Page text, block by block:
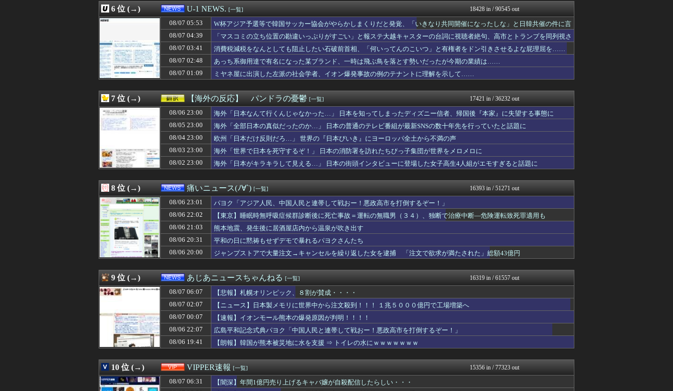
08/07 05:50
【画像】海外女コスプレイヤーさん、スタイルの良さで日本人を圧倒してしまう 【P...
08/07 05:50
【動画】手術中に熊本地震直撃した動画がやばすぎると話題に・・・
ラビット速報
08/07 05:50
高級豆腐ワイ「150g×2丁で250円か…高いけど美味そうだし一丁買ってみるか...
思考ちゃんねる
【ドン引き】嫁に介護押しつけてたら家追い出されて更地にされた話…
気団まとめ-噫無情-｜嫁・...
08/07 05:45
高級豆腐ワイ「150g×2丁で250円か…高いけど美味そうだし一丁買ってみるか...
V速ニュップ
08/07 05:44
【画像有り】牛カツ食べて来たんだけど
はーとログ
08/07 05:43
ロシア海軍の太平洋艦隊、日本海やオホーツク海で軍事演習開始…ウクライナ支援続け...
軍事・ミリタリー速報☆彡
08/07 05:40
【売春防止法見直し】「女性だけ処罰」は不公平？ 買う男性も罰するべき 上野千鶴...
結婚・恋愛ニュースぷらす
08/07 05:39
【悲報】 Google、AIに投資しすぎて史上初のマイナスキャッシュフローに陥...
ゴールデンタイムズ
08/07 05:35
吉野家のステーキ定食1500円ｗｗｗｗｗｗｗｗｗｗｗｗｗｗｗｗｗｗｗ
VIPPER速報
08/07 05:35
【画像】フジテレビで水着JK♡♡♡♡♡♡
08/07 05:34
【悲報】昔の女子アナ、ジジイ整体師におっぱいを揉まれテレビで放送されてしまうｗ...
筋肉速報
08/07 05:33
日本人「35%が離婚します」←もっと考えて結婚しろよ
はーとログ
08/07 05:30
【上京息子の悲劇】元ヤンオカン、彼女紹介でまさかのボコボコ事件wwwww
気団まとめ-噫無情-｜嫁・...
【悲報】60代男さん、小学生に秘めた夢を語って通報されるｗｗｗｗｗｗｗ
08/07 05:30
韓国サッカー協会、Ｗ杯アジア予選で外国人審判員に性的接待か…韓国放送局が独占報...
フットボール速報
08/07 05:29
昔の自販機が最高すぎる
まとめたニュース
08/07 05:27
シカホワ村上宗隆、通訳なしで普通に会話。コーチ「今10段階で6ぐらい。来た時は...
ぶる速-VIP
08/07 05:22
付き合う気がない男性にプレゼントを渡すのってなし？
はーとログ
08/07 05:20
韓国で約60年ぶりに路面電車が復活 最新鋭水素燃料電池車も
08/07 05:15
ワイ昨夜、間違えて上司のパソコンのコンセントを抜いたらこうなるww
08/07 05:12
【速報】『有吉の夏休み』、とんでもない発表をしてしまう！！！！！
NEWSまとめもりー｜2c...
08/07 05:12
ジャンプラ、モーニングみたいな新連載が始まるｗｗｗｗｗｗｗｗ
ゴールデンタイムズ
08/07 05:10
レアル・マドリー、ゴンサロ＆パラシオスのフラム移籍が正式決定！
08/07 05:10
【復縁】20年越しの感動再婚！嫁の涙のワケとは？ｗｗｗｗ
08/07 05:10
【速報】高市政権、エース級の財務官僚・一松旬氏を左遷「彼は協力的でなかった」財...
おーるじゃんる
08/07 05:09
【画像】脱いだ瞬間ドスケベになるボーイッシュ女子、見つかるwwwwwwww
ぶる速-VIP
08/07 05:09
【頑張てnoelを隠した】さくらみこ：水着ガチャコンプでホロライブドリームを掴...
トレンドの通り道
08/07 05:05
【動画】えちえち巨乳女子2人組、とんでもない場所でナンパされてしまうwwwww...
女子アナお宝画像速報－5c...
08/07 05:05
脱衣麻雀でしか得られないときめきってあるよな
元ＮＨＫ中川安奈アナがミニスカポリスのコスプレ披露ｗｗｗｗｗ
いたしん！
【悲報】韓国サッカー協会、ガチでワールドカップ予選での審判への性接待がバレ大炎...
watch＠２ちゃんねる
08/07 05:03
【動画】女子ビーチバレー選手「我々は純粋に競技をしてるので性的な目で見ないでく...
08/07 05:03
【日曜中京10R】7番カイラーサ鮫島良太騎手2着
08/07 05:01
【ウマ娘】暑い日は膝枕で日陰に入りたい。←「絶対に離れたくない場所だな」
ウマ娘まとめ速報うまろぐ
08/07 05:00
【悲報】内田りこ「社会に戻りたいです」
アルファルファモザイク＠ネ...
08/07 05:00
熊本県内で◯◯者が現れまくり、通報頻発！災害支援にも悪影響が及んでしまう…
オレ的ゲーム速報＠刃
08/07 05:00
ギリギリやれるブス巨乳ｗｗｗｗｗｗｗｗｗ （※画像あり）
ラビット速報
08/07 05:00
アイナ・ジ・エンドの尻はタマランわ
6 位 (→) U-1 NEWS. [一覧] 18428 in / 90545 out
08/07 05:53
W杯アジア予選等で韓国サッカー協会がやらかしまくりだと発覚、「いきなり共同開催になったしな」と日韓共催の件に言
及する声も……
08/07 04:39
「マスコミの立ち位置の勘違いっぷりがすごい」と報ステ大越キャスターの台詞に視聴者絶句、高市とトランプを同列視さ
せようという思惑がひしひしと
08/07 03:41
消費税減税をなんとしても阻止したい石破前首相、「何いってんのこいつ」と有権者をドン引きさせるよな屁理屈を……
08/07 02:48
あっち系御用達で有名になった某ブランド、一時は飛ぶ鳥を落とす勢いだったが今期の業績は……
08/07 01:09
ミヤネ屋に出演した左派の社会学者、イオン爆発事故の例のテナントに理解を示して……
7 位 (→) 【海外の反応】 パンドラの憂鬱 [一覧] 17421 in / 36232 out
08/06 23:00
海外「日本なんて行くんじゃなかった…」 日本を知ってしまったディズニー信者、帰国後『本家』に失望する事態に
08/05 23:00
海外「全部日本の真似だったのか…」 日本の普通のテレビ番組が最新SNSの数十年先を行っていたと話題に
08/04 23:00
欧州「日本だけ反則だろ…」 世界の『日本びいき』にヨーロッパ全土から不満の声
08/03 23:00
海外「世界で日本を死守するぞ！」 日本の消防署を訪れたちびっ子集団が世界をメロメロに
08/02 23:00
海外「日本がキラキラして見える…」 日本の街頭インタビューに登場した女子高生4人組がエモすぎると話題に
8 位 (→) 痛いニュース(ﾉ∀`) [一覧] 16393 in / 51271 out
08/06 23:01
パヨク「アジア人民、中国人民と連帯して戦おー！悪政高市を打倒するぞー！」
08/06 22:02
【東京】睡眠時無呼吸症候群診断後に死亡事故＝運転の無職男（３４）、独断で治療中断―危険運転致死罪適用も
08/06 21:03
熊本地震、発生後に居酒屋店内から温泉が吹き出す
08/06 20:31
平和の日に黙祷もせずデモで暴れるパヨクさんたち
08/06 20:00
ジャンプストアで大量注文→キャンセルを繰り返した女を逮捕 「注文で欲求が満たされた」総額43億円
9 位 (→) あじあニュースちゃんねる [一覧] 16319 in / 61557 out
08/07 06:07
【悲報】札幌オリンピック、８割が賛成・・・・
08/07 02:07
【ニュース】日本製メモリに世界中から注文殺到！！！ １兆５０００億円で工場増築へ
08/07 00:07
【速報】イオンモール熊本の爆発原因が判明！！！！
08/06 22:07
広島平和記念式典パヨク「中国人民と連帯して戦おー！悪政高市を打倒するぞー！」
08/06 19:41
【朗報】韓国が熊本被災地に水を支援 ⇒ トイレの水にｗｗｗｗｗｗｗ
10 位 (→) VIPPER速報 [一覧] 15356 in / 77323 out
08/07 06:31
【闇深】年間1億円売り上げるキャバ嬢が自殺配信したらしい・・・